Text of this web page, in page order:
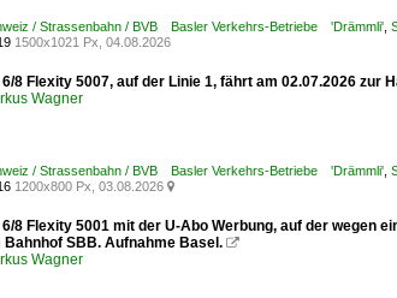
/ Strassenbahn / BVB Basler Verkehrs-Betriebe 'Drämmli'
1500x1021 Px, 04.08.2026
6/8 Flexity 5007, auf der Linie 1, fährt am 02.07.2026 zur
Wagner
/ Strassenbahn / BVB Basler Verkehrs-Betriebe 'Drämmli'
1200x800 Px, 03.08.2026 
6/8 Flexity 5001 mit der U-Abo Werbung, auf der wegen
Bahnhof SBB. Aufnahme Basel. 
Wagner